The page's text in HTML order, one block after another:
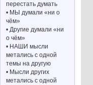
перестать думать
• МЫ думали «ни о
чём»
• Другие думали «ни
о чём»
• НАШИ мысли
метались с одной
темы на другую
• Мысли других
метались с одной